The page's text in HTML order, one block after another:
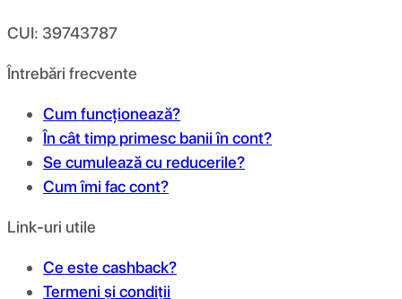
CUI: 39743787
Întrebări frecvente
Cum funcționează?
În cât timp primesc banii în cont?
Se cumulează cu reducerile?
Cum îmi fac cont?
Link-uri utile
Ce este cashback?
Termeni și condiții